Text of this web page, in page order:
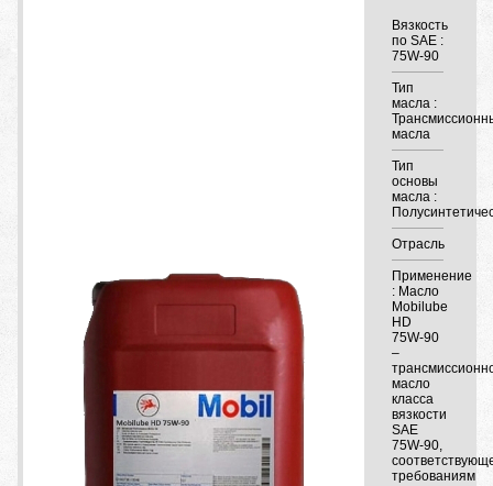
Вязкость
по SAE :
75W-90
Тип
масла :
масла
Тип
основы
масла :
Отрасль
Применение
: Масло
Mobilube
HD
75W-90
–
масло
класса
вязкости
SAE
75W-90,
требованиям